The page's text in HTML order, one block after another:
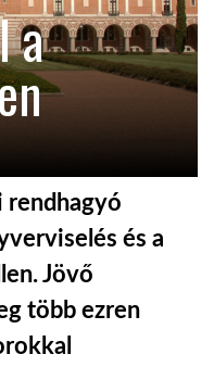
a
rendhagyó
és a
Jövő
több ezren